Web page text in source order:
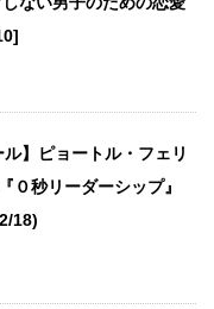
】ピョートル・フェリ
０秒リーダーシップ』
18)